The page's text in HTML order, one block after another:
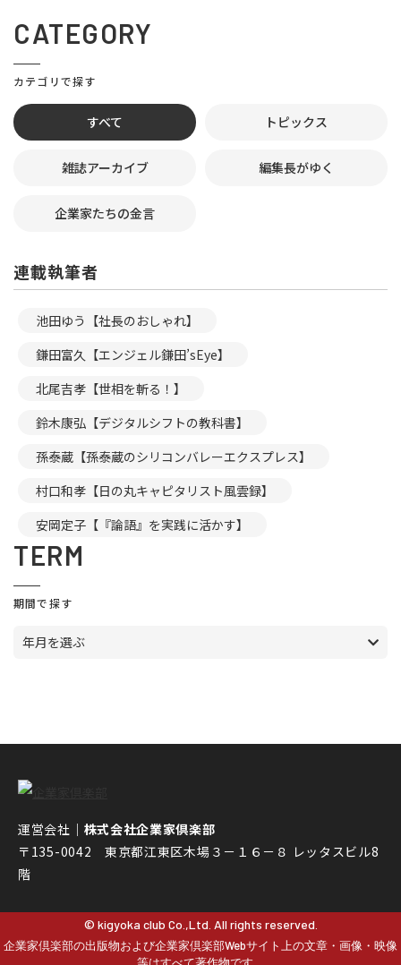
CATEGORY
カテゴリで探す
すべて トピックス
雑誌アーカイブ 編集長がゆく
企業家たちの金言
連載執筆者
池田ゆう【社長のおしゃれ】
鎌田富久【エンジェル鎌田’sEye】
北尾吉孝【世相を斬る！】
鈴木康弘【デジタルシフトの教科書】
孫泰蔵【孫泰蔵のシリコンバレーエクスプレス】
村口和孝【日の丸キャピタリスト風雲録】
安岡定子【『論語』を実践に活かす】
TERM
期間で探す
年月を選ぶ
運営会社｜ 株式会社企業家倶楽部
〒135-0042 東京都江東区木場３－１６－８ レッタスビル8
階
© kigyoka club Co.,Ltd. All rights reserved.
企業家倶楽部の出版物および企業家倶楽部Webサイト上の文章・画像・映像